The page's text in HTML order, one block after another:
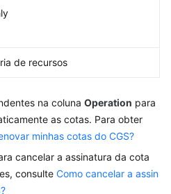
de recursos
na coluna Operation para
as cotas. Para obter
minhas cotas do CGS?
cancelar a assinatura da cota
consulte Como cancelar a assin